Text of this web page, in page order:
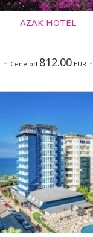
AZAK HOTEL
- Cene od 812.00EUR-